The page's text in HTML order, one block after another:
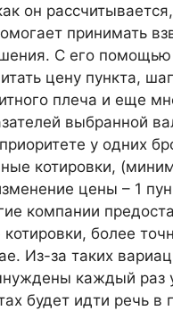
он
принимать
С его помощью
цену пункта,
плеча и еще
выбранной
у одних
котировки,
цены – 1
компании
котировки, более
Из-за таких
каждый раз
будет идти речь в